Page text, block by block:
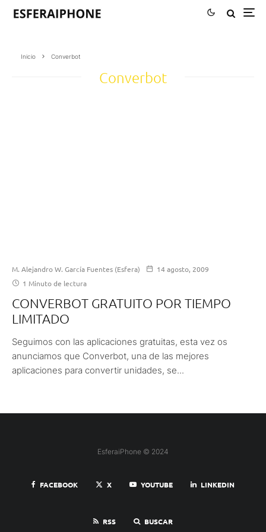
Inicio Converbot
Converbot
M. Alejandro W. García Fuentes (Esfera)
14 agosto, 2009
1 Minuto de lectura
CONVERBOT GRATUITO POR TIEMPO
LIMITADO
Seguimos con las aplicaciones gratuitas, esta vez os
anunciamos que Converbot, una de las mejores
aplicaciones para convertir unidades, se...
EsferaiPhone © 2024
FACEBOOK X YOUTUBE LINKEDIN
RSS BUSCAR